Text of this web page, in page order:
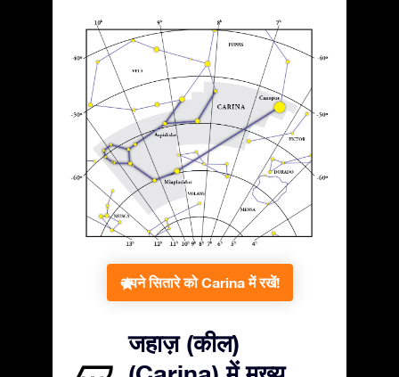
अपने सितारे को Carina में रखें!
जहाज़ (कील)